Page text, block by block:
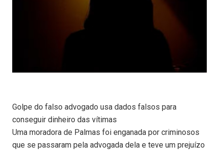
Golpe do falso advogado usa dados falsos para
conseguir dinheiro das vítimas
Uma moradora de Palmas foi enganada por criminosos
que se passaram pela advogada dela e teve um prejuízo